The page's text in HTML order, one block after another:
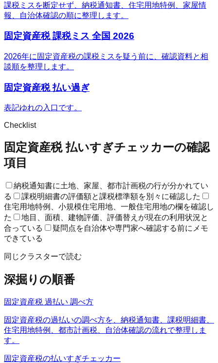
課税ミスを断定せず、納税通知書、住宅用地特例、家屋情
報、自治体確認の順に整理します。
固定資産税 課税ミス 全国 2026
2026年に固定資産税の課税ミスを疑う前に、確認資料と相
談順を整理します。
固定資産税 払い過ぎ
表記ゆれの入口です。
Checklist
固定資産税 払いすぎチェッカーの確認
項目
納税通知書に土地、家屋、都市計画税の行が分かれてい
る
課税明細書の評価額と課税標準額を別々に確認した
住宅用地特例、小規模住宅用地、一般住宅用地の欄を確認し
た
地目、面積、建物評価、評価替えが現在の利用状況と
合っている
疑問点を自治体や専門家へ確認する前にメモ
できている
同じクラスターで読む
深掘りの順番
固定資産税 過払い 調べ方
固定資産税の過払いの調べ方を、納税通知書、課税明細書、
住宅用地特例、都市計画税、自治体確認の流れで整理しま
す。
固定資産税の払いすぎチェッカー